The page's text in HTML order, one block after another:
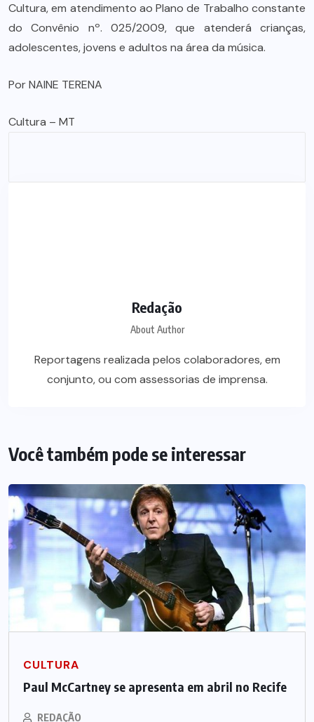
Cultura, em atendimento ao Plano de Trabalho constante
do Convênio nº. 025/2009, que atenderá crianças,
adolescentes, jovens e adultos na área da música.
Por NAINE TERENA
Cultura – MT
Redação
About Author
Reportagens realizada pelos colaboradores, em
conjunto, ou com assessorias de imprensa.
Você também pode se interessar
CULTURA
Paul McCartney se apresenta em abril no Recife
REDAÇÃO